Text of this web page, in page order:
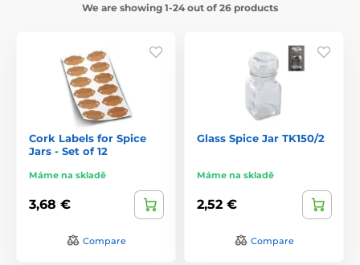
We are showing 1-24 out of 26 products
Cork Labels for Spice
Jars - Set of 12
Máme na skladě
3,68 €
Compare
Glass Spice Jar TK150/2
Máme na skladě
2,52 €
Compare